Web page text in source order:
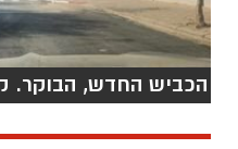
הכביש החדש, הבוקר.